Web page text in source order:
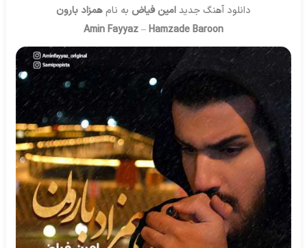
دانلود آهنگ جدیدامین فیاض به نامهمزاد بارون
Amin Fayyaz–Hamzade Baroon